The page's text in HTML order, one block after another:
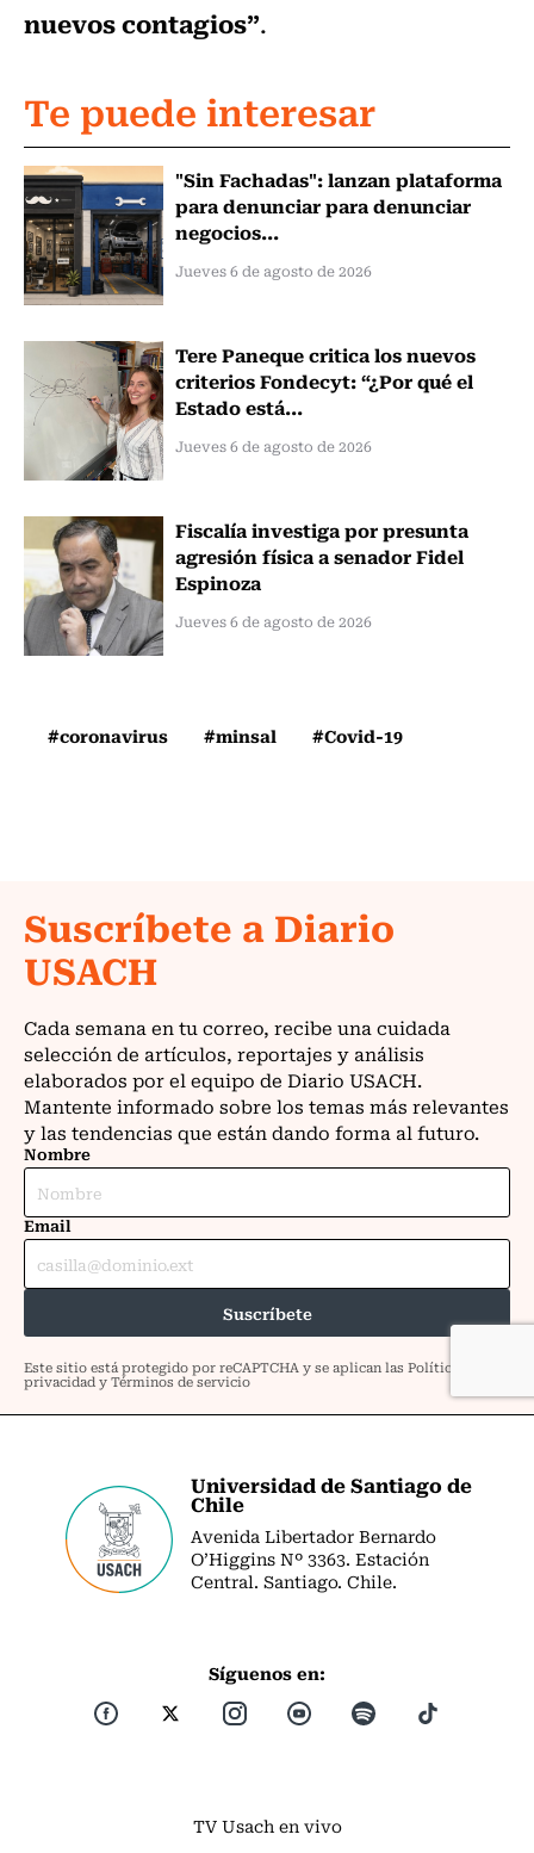
nuevos contagios”.
Te puede interesar
"Sin Fachadas": lanzan plataforma
para denunciar para denunciar
negocios...
Jueves 6 de agosto de 2026
Tere Paneque critica los nuevos
criterios Fondecyt: “¿Por qué el
Estado está...
Jueves 6 de agosto de 2026
Fiscalía investiga por presunta
agresión física a senador Fidel
Espinoza
Jueves 6 de agosto de 2026
#coronavirus #minsal #Covid-19
Universidad de Santiago de
Chile
Avenida Libertador Bernardo
O’Higgins Nº 3363. Estación
Central. Santiago. Chile.
Síguenos en:
TV Usach en vivo